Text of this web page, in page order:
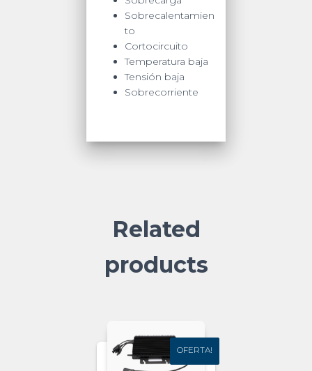
Sobrecalentamien
to
Cortocircuito
Temperatura baja
Tensión baja
Sobrecorriente
Related
products
OFERTA!
OFERTA!